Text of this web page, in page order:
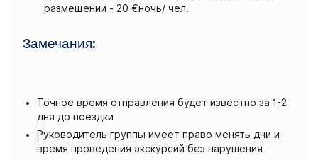
размещении - 20 €ночь/ чел.
Замечания:
Точное время отправления будет известно за 1-2
дня до поездки
Руководитель группы имеет право менять дни и
время проведения экскурсий без нарушения